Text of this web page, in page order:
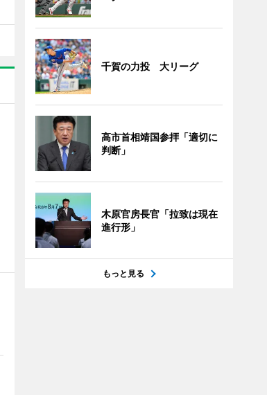
千賀の力投 大リーグ
高市首相靖国参拝「適切に
判断」
木原官房長官「拉致は現在
進行形」
もっと見る